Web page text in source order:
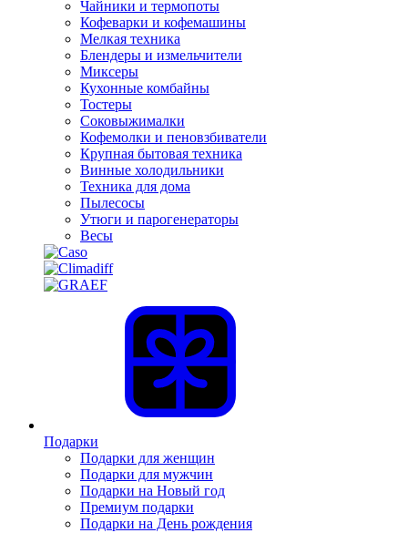
Чайники и термопоты
Кофеварки и кофемашины
Мелкая техника
Блендеры и измельчители
Миксеры
Кухонные комбайны
Тостеры
Соковыжималки
Кофемолки и пеновзбиватели
Крупная бытовая техника
Винные холодильники
Техника для дома
Пылесосы
Утюги и парогенераторы
Весы
Подарки
Подарки для женщин
Подарки для мужчин
Подарки на Новый год
Премиум подарки
Подарки на День рождения